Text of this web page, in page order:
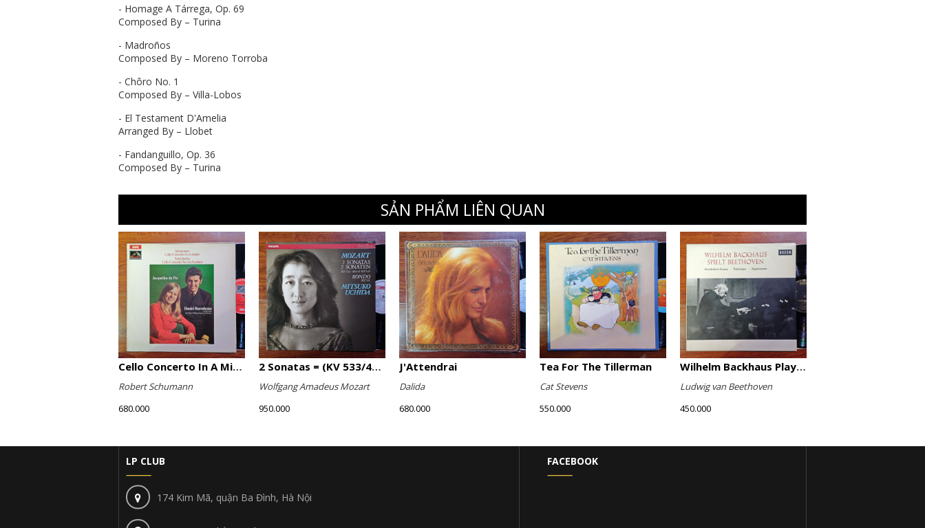
- Homage A Tárrega, Op. 69
Composed By – Turina
- Madroños
Composed By – Moreno Torroba
- Chôro No. 1
Composed By – Villa-Lobos
- El Testament D'Amelia
Arranged By – Llobet
- Fandanguillo, Op. 36
Composed By – Turina
SẢN PHẨM LIÊN QUAN
Cello Concerto In A Minor, Cello Concerto No.1 In A Minor
Robert Schumann
680.000
2 Sonatas = (KV 533/494 & KV 545) / Rondo (KV 511)
Wolfgang Amadeus Mozart
950.000
J'Attendrai
Dalida
680.000
Tea For The Tillerman
Cat Stevens
550.000
Wilhelm Backhaus Plays Beethoven
Ludwig van Beethoven
450.000
LP CLUB
174 Kim Mã, quận Ba Đình, Hà Nội
FACEBOOK